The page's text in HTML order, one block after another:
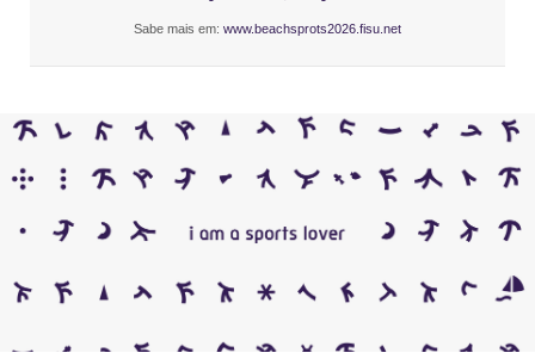
Sabe mais em: www.beachsprots2026.fisu.net